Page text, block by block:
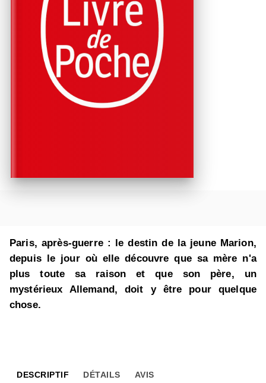
Paris, après-guerre : le destin de la jeune Marion,
depuis le jour où elle découvre que sa mère n'a
plus toute sa raison et que son père, un
mystérieux Allemand, doit y être pour quelque
chose.
DESCRIPTIF DÉTAILS AVIS